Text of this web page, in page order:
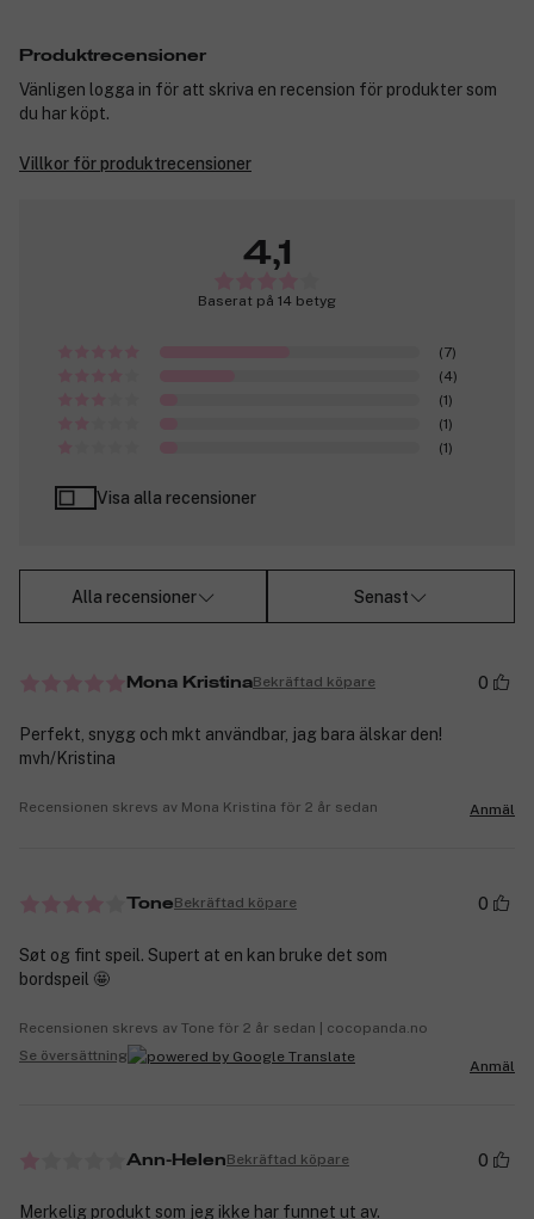
Produktrecensioner
Vänligen logga in för att skriva en recension för produkter som
du har köpt.
Villkor för produktrecensioner
4,1
Baserat på 14 betyg
(7)
(4)
(1)
(1)
(1)
Visa alla recensioner
Alla recensioner Senast
Mona KristinaBekräftad köpare 0
Perfekt, snygg och mkt användbar, jag bara älskar den!
mvh/Kristina
Recensionen skrevs av Mona Kristina för 2 år sedan Anmäl
ToneBekräftad köpare 0
Søt og fint speil. Supert at en kan bruke det som
bordspeil 🤩
Recensionen skrevs av Tone för 2 år sedan | cocopanda.no
Se översättning
Anmäl
Ann-HelenBekräftad köpare 0
Merkelig produkt som jeg ikke har funnet ut av.